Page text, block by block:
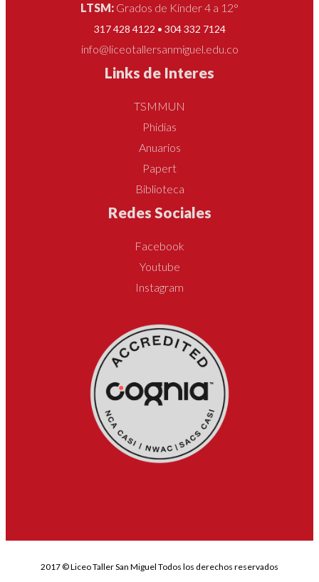
LTSM: Grados de Kínder 4 a 12°
317 428 4122 • 304 332 7124
info@liceotallersanmiguel.edu.co
Links de Interes
TSMMUN
Phidias
Anuarios
Papert
Biblioteca
Redes Sociales
Facebook
Youtube
Instagram
2017 © Liceo Taller San Miguel Todos los derechos reservados